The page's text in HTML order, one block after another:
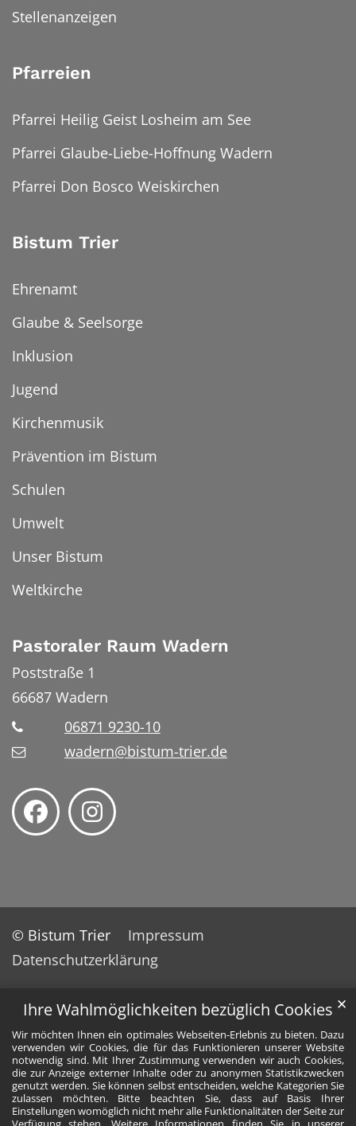
Ihre Wahlmöglichkeiten bezüglich Cookies
Wir möchten Ihnen ein optimales Webseiten-Erlebnis zu bieten. Dazu
verwenden wir Cookies, die für das Funktionieren unserer Website
notwendig sind. Mit Ihrer Zustimmung verwenden wir auch Cookies,
die zur Anzeige externer Inhalte oder zu anonymen Statistikzwecken
genutzt werden. Sie können selbst entscheiden, welche Kategorien Sie
zulassen möchten. Bitte beachten Sie, dass auf Basis Ihrer
Einstellungen womöglich nicht mehr alle Funktionalitäten der Seite zur
✕
Stellenanzeigen
Pfarreien
Pfarrei Heilig Geist Losheim am See
Pfarrei Glaube-Liebe-Hoffnung Wadern
Pfarrei Don Bosco Weiskirchen
Bistum Trier
Ehrenamt
Glaube & Seelsorge
Inklusion
Jugend
Kirchenmusik
Prävention im Bistum
Schulen
Umwelt
Unser Bistum
Weltkirche
Pastoraler Raum Wadern
Poststraße 1
66687 Wadern
06871 9230-10
wadern@bistum-trier.de
© Bistum Trier
Impressum
Datenschutzerklärung